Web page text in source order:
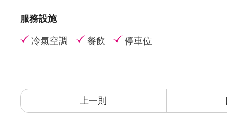
服務設施
冷氣空調 餐飲 停車位
上一則